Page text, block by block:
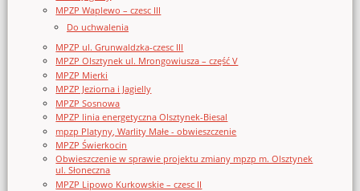
MPZP Waplewo – czesc III
Do uchwalenia
MPZP ul. Grunwaldzka-czesc III
MPZP Olsztynek ul. Mrongowiusza – część V
MPZP Mierki
MPZP Jeziorna i Jagielly
MPZP Sosnowa
MPZP linia energetyczna Olsztynek-Biesal
mpzp Platyny, Warlity Małe - obwieszczenie
MPZP Świerkocin
Obwieszczenie w sprawie projektu zmiany mpzp m. Olsztynek
ul. Słoneczna
MPZP Lipowo Kurkowskie – czesc II